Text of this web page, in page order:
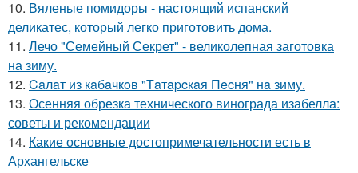
10. Вяленые помидоры - настоящий испанский
деликатес, который легко приготовить дома.
11. Лечо "Семейный Секрет" - великолепная заготовка
на зиму.
12. Caлaт из кaбaчкoв "Тaтapcкaя Пecня" нa зиму.
13. Осенняя обрезка технического винограда изабелла:
советы и рекомендации
14. Какие основные достопримечательности есть в
Архангельске